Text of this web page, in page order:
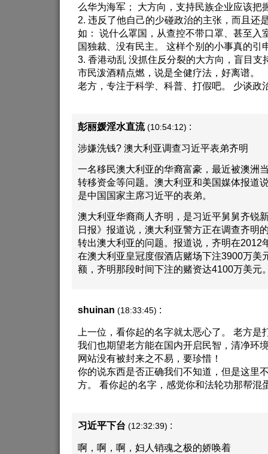
么华为海军； 大方向，支持民族企业应该把
2. 违反了他自己的少碰政治的主张，而且还
如： 说什么罩国，从查控不带口罩、甚至入
国独裁、没有民主。 这样个别的小事真的引
3. 香港动乱 没抓住反分裂的大方向，盲目支
市民泼酒精点燃，说是全健疗法，好离谱。
老方，专注于科学、科普、打假吧。 少谈政
彭丽媛淫水直流 (10:54:12) :
涉嫌洗钱? 澳大利亚调查习近平表弟齐明
一名移民澳大利亚的华裔富豪，最近被澳洲
转移资金等问题。澳大利亚和美国媒体报道
是中国国家主席习近平的表弟。
澳大利亚华裔商人齐明，是习近平舅舅齐锐
日报》报道说，澳大利亚警方正在调查齐明
转出澳大利亚的问题。报道说，齐明在2012
在澳大利亚皇冠度假酒店赌场下注3900万美
额，齐明那段时间下注的赌资达4100万美元
shuinan (18:33:45) :
上一位，看你起的名字就太恶心了。 老方是
我们也期望老方能在国内开启民智，清净环
网站没有被封来之不易，要珍惜！
你的说东西是否正确我们不知道，但是这里
方。 看你起的名字，感觉你和法轮功那帮混
习近平下台 (12:32:39) :
啊，啊，啊，妇人销魂之极的娇唤着